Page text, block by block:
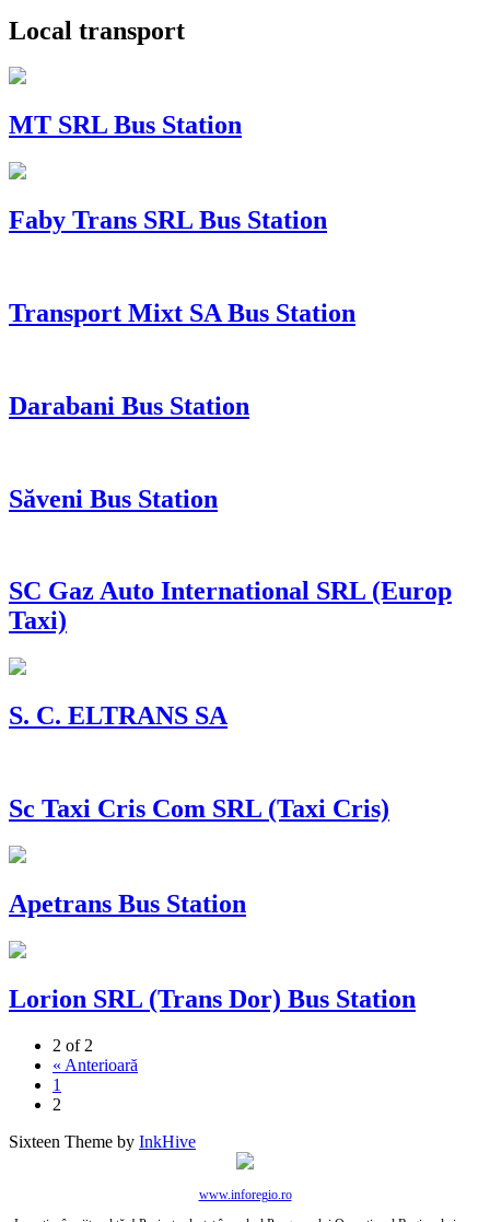
Local transport
MT SRL Bus Station
Faby Trans SRL Bus Station
Transport Mixt SA Bus Station
Darabani Bus Station
Săveni Bus Station
SC Gaz Auto International SRL (Europ
Taxi)
S. C. ELTRANS SA
Sc Taxi Cris Com SRL (Taxi Cris)
Apetrans Bus Station
Lorion SRL (Trans Dor) Bus Station
2 of 2
« Anterioară
1
2
Sixteen Theme by InkHive
www.inforegio.ro